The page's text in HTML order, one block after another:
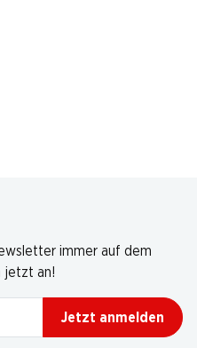
immer auf dem
jetzt an!
Jetzt anmelden